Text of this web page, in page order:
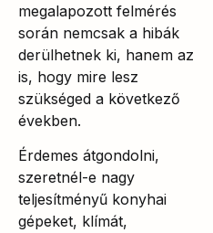
megalapozott felmérés
során nemcsak a hibák
derülhetnek ki, hanem az
is, hogy mire lesz
szükséged a következő
években.
Érdemes átgondolni,
szeretnél-e nagy
teljesítményű konyhai
gépeket, klímát,